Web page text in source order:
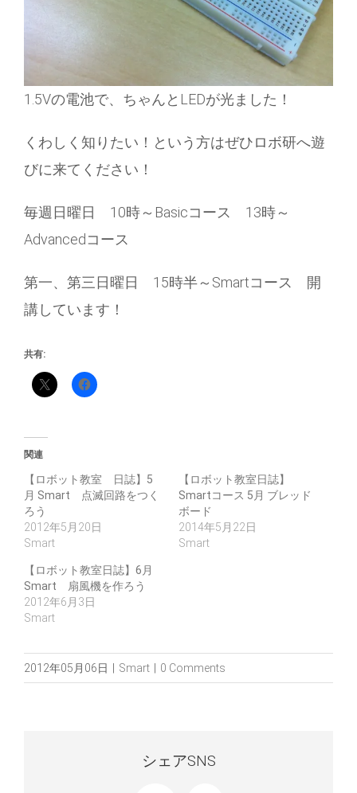
1.5Vの電池で、ちゃんとLEDが光ました！
くわしく知りたい！という方はぜひロボ研へ遊
びに来てください！
毎週日曜日 10時～Basicコース 13時～
Advancedコース
第一、第三日曜日 15時半～Smartコース 開
講しています！
共有:
関連
【ロボット教室 日誌】5
月 Smart 点滅回路をつく
ろう
2012年5月20日
Smart
【ロボット教室日誌】
Smartコース 5月 ブレッド
ボード
2014年5月22日
Smart
【ロボット教室日誌】6月
Smart 扇風機を作ろう
2012年6月3日
Smart
2012年05月06日 Smart 0 Comments
シェアSNS